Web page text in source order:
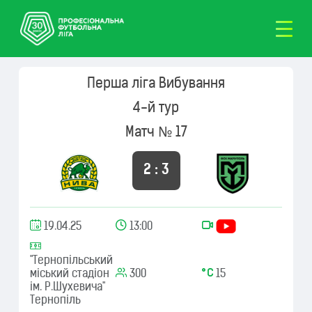
Перша ліга Вибування
4-й тур
Матч № 17
2 : 3
19.04.25 13:00
"Тернопільський
міський стадіон
ім. Р.Шухевича"
Тернопіль
300 15